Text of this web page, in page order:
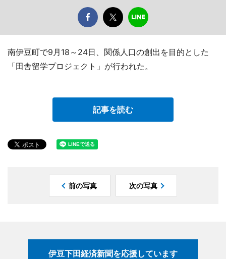
南伊豆町で9月18～24日、関係人口の創出を目的とした
「田舎留学プロジェクト」が行われた。
記事を読む
前の写真 次の写真
伊豆下田経済新聞を応援しています